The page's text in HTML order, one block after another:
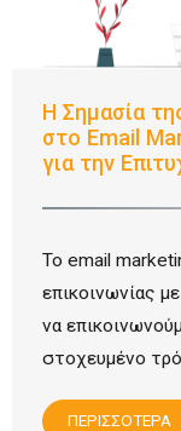
Η Σημασία
στο Email
για την
Το email
επικοινωνίας
να
στοχευμένο
ΠΕΡΙΣΣΟΤΕΡΑ